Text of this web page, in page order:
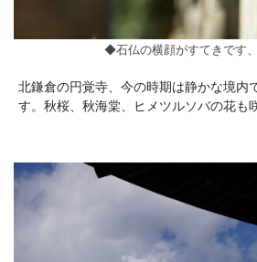
◆石仏の横顔がすてきです
北鎌倉の円覚寺、今の時期は静かな境内
す。秋桜、秋海棠、ヒメツルソバの花も